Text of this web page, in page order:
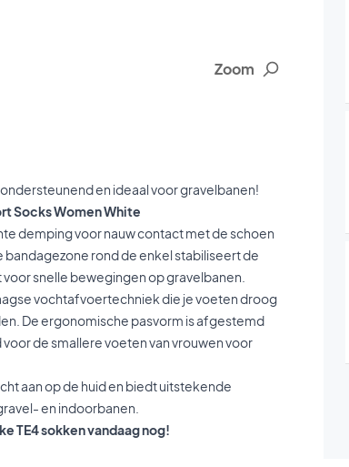
Zoom
en ideaal voor gravelbanen!
Socks Women White
demping voor nauw contact met de schoen
rond de enkel stabiliseert de
snelle bewegingen op gravelbanen.
vochtafvoertechniek die je voeten droog
De ergonomische pasvorm is afgestemd
de smallere voeten van vrouwen voor
aan op de huid en biedt uitstekende
en indoorbanen.
TE4 sokken vandaag nog!